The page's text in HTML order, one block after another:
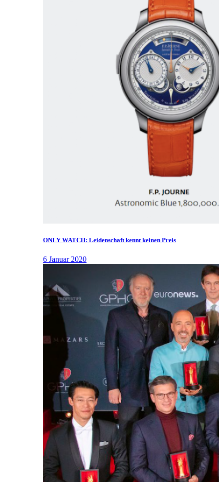
ONLY WATCH: Leidenschaft kennt keinen Preis
6 Januar 2020